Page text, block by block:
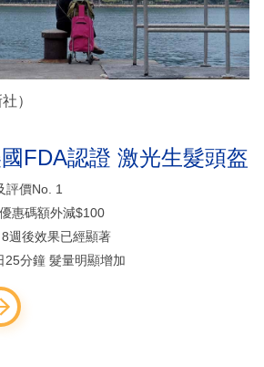
）
FDA認證 激光生髮頭盔
評價No. 1
惠碼額外減$100
週後效果已經顯著
25分鐘 髮量明顯增加